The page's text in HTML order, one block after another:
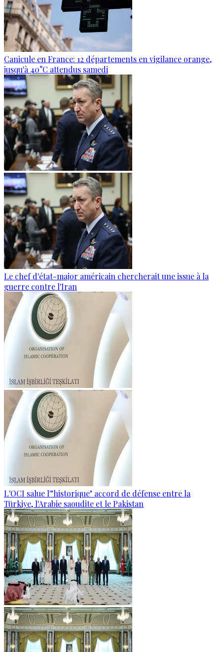
Canicule en France: 12 départements en vigilance orange,
jusqu'à 40°C attendus samedi
Le chef d'état-major américain chercherait une issue à la
guerre contre l'Iran
L'OCI salue l'"historique" accord de défense entre la
Türkiye, l'Arabie saoudite et le Pakistan